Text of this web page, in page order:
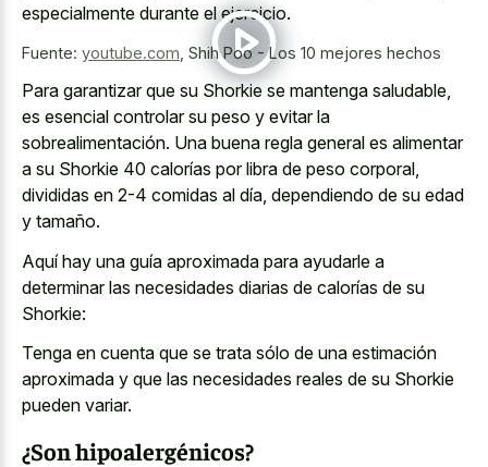
especialmente durante el ejercicio.
Fuente: youtube.com Shih Poo - Los 10 mejores hechos
Para garantizar que su Shorkie se mantenga saludable,
es esencial controlar su peso y evitar la
sobrealimentación. Una buena regla general es alimentar
a su Shorkie 40 calorías por libra de peso corporal,
divididas en 2-4 comidas al día, dependiendo de su edad
y tamaño.
Aquí hay una guía aproximada para ayudarle a
determinar las necesidades diarias de calorías de su
Shorkie:
Tenga en cuenta que se trata sólo de una estimación
aproximada y que las necesidades reales de su Shorkie
pueden variar.
¿Son hipoalergénicos?